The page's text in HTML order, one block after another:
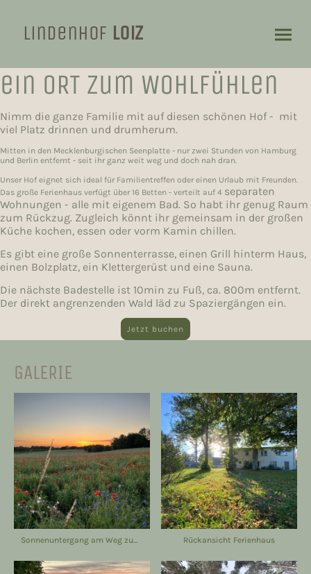
Lindenhof Loiz
ein ORT zum Wohlfühlen
Nimm die ganze Familie mit auf diesen schönen Hof - mit
viel Platz drinnen und drumherum.
Mitten in den Mecklenburgischen Seenplatte - nur zwei Stunden von Hamburg
und Berlin entfernt - seit ihr ganz weit weg und doch nah dran.
Unser Hof eignet sich ideal für Familientreffen oder einen Urlaub mit Freunden.
Das große Ferienhaus verfügt über 16 Betten - verteilt auf 4 separaten
Wohnungen - alle mit eigenem Bad. So habt ihr genug Raum
zum Rückzug. Zugleich könnt ihr gemeinsam in der großen
Küche kochen, essen oder vorm Kamin chillen.
Es gibt eine große Sonnenterrasse, einen Grill hinterm Haus,
einen Bolzplatz, ein Klettergerüst und eine Sauna.
Die nächste Badestelle ist 10min zu Fuß, ca. 800m entfernt.
Der direkt angrenzenden Wald läd zu Spaziergängen ein.
Jetzt buchen
GALERIE
Sonnenuntergang am Weg zum See. Rückansicht Ferienhaus